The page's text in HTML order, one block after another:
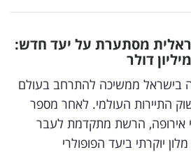
מסתערת על יעד חדש:
בישראל ממשיכה להתרחב בעולם
התיירות העולמי. לאחר מספר
אירופה, הרשת מתקדמת לעבר
יוקרתי ביעד הפופולרי